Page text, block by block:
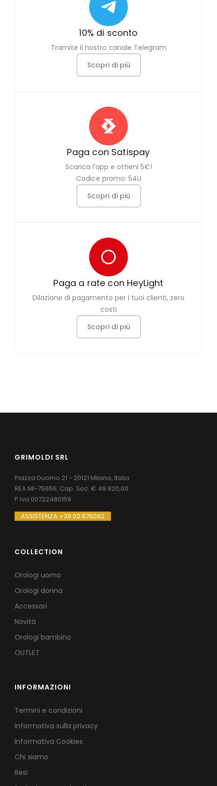
10% di sconto
Tramite il nostro canale Telegram
Scopri di più
Paga con Satispay
Scarica l’app e ottieni 5€!
Codice promo: 54U
Scopri di più
Paga a rate con HeyLight
Dilazione di pagamento per i tuoi clienti, zero
costi
Scopri di più
GRIMOLDI SRL
Piazza Duomo 21 - 20121 Milano, Italia
REA MI-75656, Cap. Soc. € 49.920,00
P.Iva 00722480159
ASSISTENZA +39 02.876092
COLLECTION
Orologi uomo
Orologi donna
Accessori
Novità
Orologi bambino
OUTLET
INFORMAZIONI
Termini e condizioni
Informativa sulla privacy
Informativa Cookies
Chi siamo
Resi